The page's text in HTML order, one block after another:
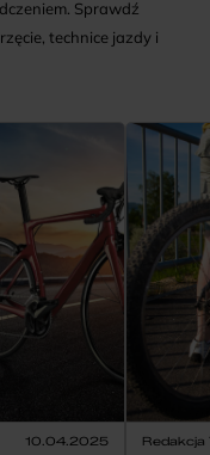
Sprawdź
technice jazdy i
10.04.2025 Redakcja